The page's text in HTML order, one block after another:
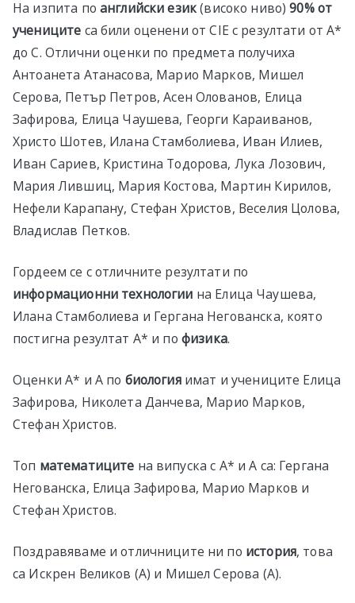
На изпита по английски език(високо ниво)90% от
учениците са били оценени от CIE с резултати от А*
до C. Отлични оценки по предмета получиха
Антоанета Атанасова, Марио Марков, Мишел
Серова, Петър Петров, Асен Олованов, Елица
Зафирова, Елица Чаушева, Георги Караиванов,
Христо Шотев, Илана Стамболиева, Иван Илиев,
Иван Сариев, Кристина Тодорова, Лука Лозович,
Мария Лившиц, Мария Костова, Мартин Кирилов,
Нефели Карапану, Стефан Христов, Веселия Цолова,
Владислав Петков.
Гордеем се с отличните резултати по
информационни технологии на Елица Чаушева,
Илана Стамболиева и Гергана Негованска, която
постигна резултат А* и по физика.
Оценки А* и А по биологияимат и учениците Елица
Зафирова, Николета Данчева, Марио Марков,
Стефан Христов.
Топ математиците на випуска с А* и А са: Гергана
Негованска, Елица Зафирова, Марио Марков и
Стефан Христов.
Поздравяваме и отличниците ни по история, това
са Искрен Великов (А) и Мишел Серова (А).